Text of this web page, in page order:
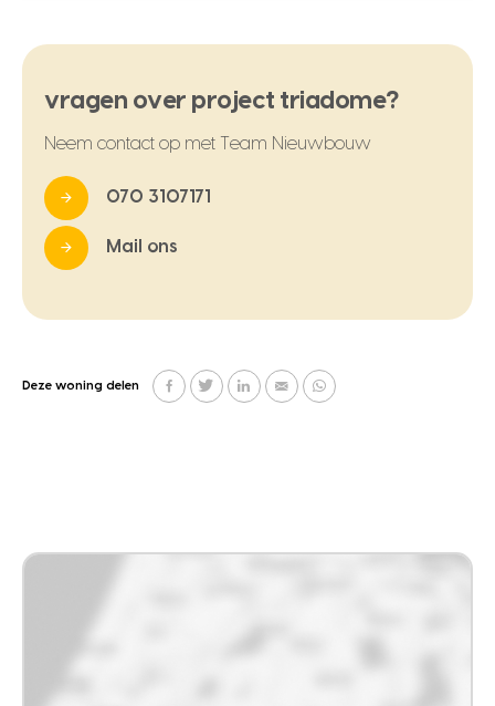
vragen over project triadome?
Neem contact op met Team Nieuwbouw
070 3107171
Mail ons
Deze woning delen